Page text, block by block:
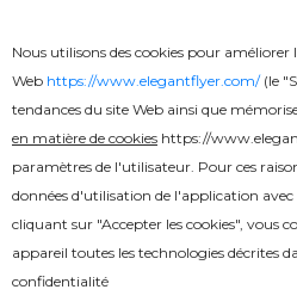
Premium
Soirée Hip Hop
Nous utilisons des cookies pour
Web https://www.elegantflyer.com/(le
tendances du site Web ainsi que
en matière de cookies https://
paramètres de l'utilisateur. Pour ces
données d'utilisation de l'application
cliquant sur "Accepter les cookies", vous
appareil toutes les technologies décrites
confidentialité